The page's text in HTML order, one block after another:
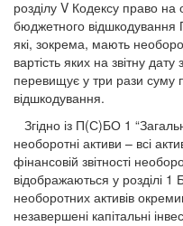
розділу V Кодексу право
бюджетного
які, зокрема, мають
вартість яких на звітну
перевищує у три рази суму
відшкодування.
Згідно із П(С)БО 1
необоротні активи – всі
фінансовій звітності
відображаються у розділі
необоротних активів
незавершені капітальні